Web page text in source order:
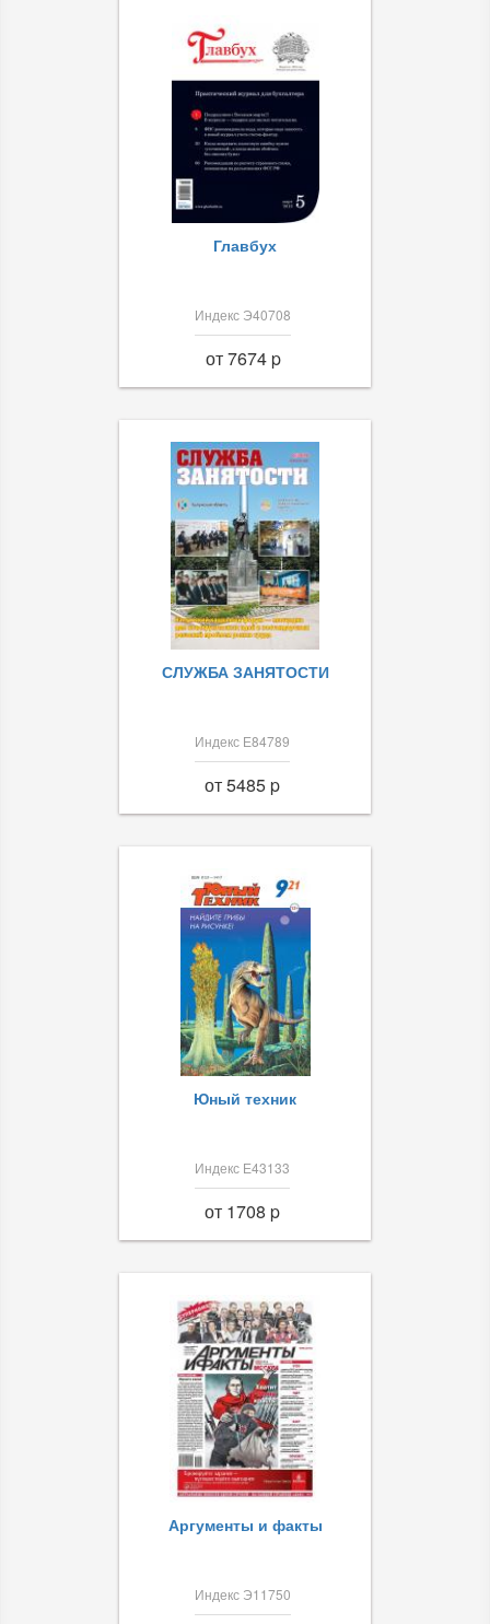
Главбух
Индекс Э40708
от 7674 p
СЛУЖБА ЗАНЯТОСТИ
Индекс Е84789
от 5485 p
Юный техник
Индекс Е43133
от 1708 p
Аргументы и факты
Индекс Э11750